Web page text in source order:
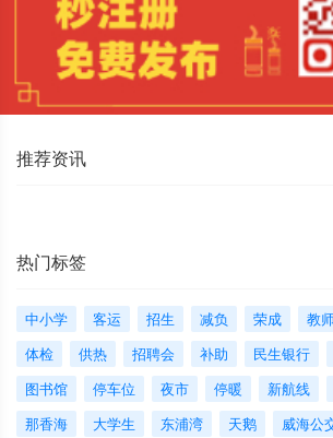
推荐资讯
热门标签
中小学 客运 招生 减负 荣成 教
体检
供热 招聘会 补助 民生银行
图书馆
停车位 夜市 停暖 新航线
那香海
大学生 东浦湾 天鹅 威海公